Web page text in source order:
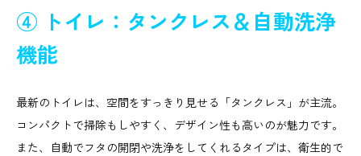
④ トイレ：タンクレス＆自動洗浄
機能
最新のトイレは、空間をすっきり見せる「タンクレス」が主流。
コンパクトで掃除もしやすく、デザイン性も高いのが魅力です。
また、自動でフタの開閉や洗浄をしてくれるタイプは、衛生的で